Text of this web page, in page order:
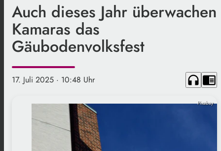
Auch dieses Jahr überwachen
Kamaras das
Gäubodenvolksfest
17. Juli 2025 · 10:48 Uhr headphones chrome_reader_mode
Pixabay